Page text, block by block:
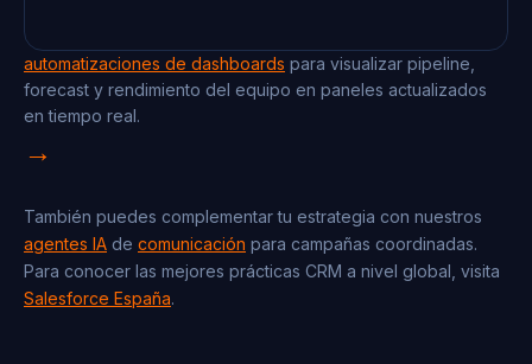
automatizaciones de dashboards para visualizar pipeline,
forecast y rendimiento del equipo en paneles actualizados
en tiempo real.
→
También puedes complementar tu estrategia con nuestros
agentes IA de comunicación para campañas coordinadas.
Para conocer las mejores prácticas CRM a nivel global, visita
Salesforce España.